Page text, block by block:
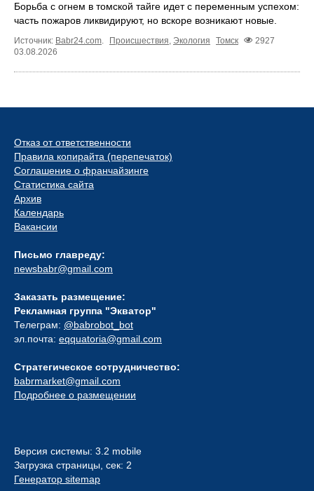
Борьба с огнем в томской тайге идет с переменным успехом:
часть пожаров ликвидируют, но вскоре возникают новые.
Источник: Babr24.com. Происшествия, Экология Томск
2927
03.08.2026
Отказ от ответственности
Правила копирайта (перепечаток)
Соглашение о франчайзинге
Статистика сайта
Архив
Календарь
Вакансии
Письмо главреду:
newsbabr@gmail.com
Заказать размещение:
Рекламная группа "Экватор"
Телеграм: @babrobot_bot
эл.почта: eqquatoria@gmail.com
Стратегическое сотрудничество:
babrmarket@gmail.com
Подробнее о размещении
Версия системы: 3.2 mobile
Загрузка страницы, сек: 2
Генератор sitemap